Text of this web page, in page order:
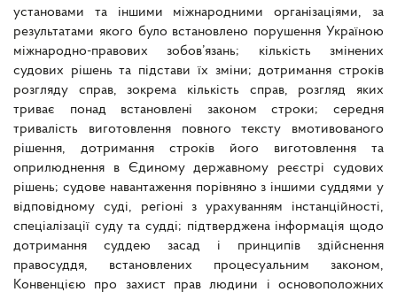
установами та іншими міжнародними організаціями, за
результатами якого було встановлено порушення Україною
міжнародно-правових зобов’язань; кількість змінених
судових рішень та підстави їх зміни; дотримання строків
розгляду справ, зокрема кількість справ, розгляд яких
триває понад встановлені законом строки; середня
тривалість виготовлення повного тексту вмотивованого
рішення, дотримання строків його виготовлення та
оприлюднення в Єдиному державному реєстрі судових
рішень; судове навантаження порівняно з іншими суддями у
відповідному суді, регіоні з урахуванням інстанційності,
спеціалізації суду та судді; підтверджена інформація щодо
дотримання суддею засад і принципів здійснення
правосуддя, встановлених процесуальним законом,
Конвенцією про захист прав людини і основоположних